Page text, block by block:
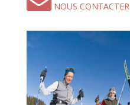
NOUS CONTACTER